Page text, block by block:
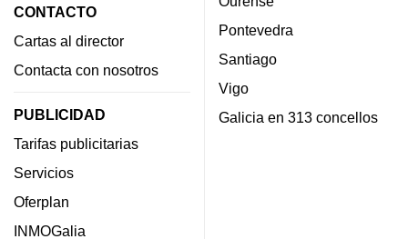
CONTACTO
Cartas al director
Contacta con nosotros
PUBLICIDAD
Tarifas publicitarias
Servicios
Oferplan
INMOGalia
Pontevedra
Santiago
Vigo
Galicia en 313 concellos